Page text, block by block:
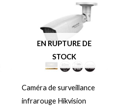
EN RUPTURE DE
STOCK
Caméra de surveillance
infrarouge Hikvision